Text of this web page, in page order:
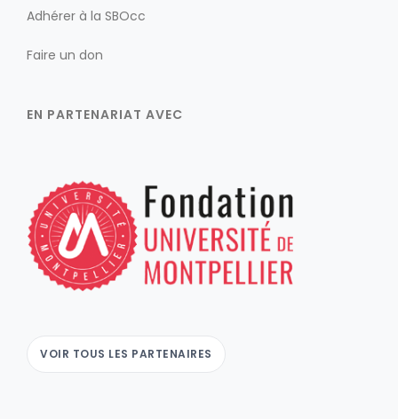
Adhérer à la SBOcc
Faire un don
EN PARTENARIAT AVEC
VOIR TOUS LES PARTENAIRES